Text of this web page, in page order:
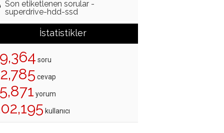
Son etiketlenen sorular -
superdrive-hdd-ssd
İstatistikler
soru
cevap
yorum
kullanıcı